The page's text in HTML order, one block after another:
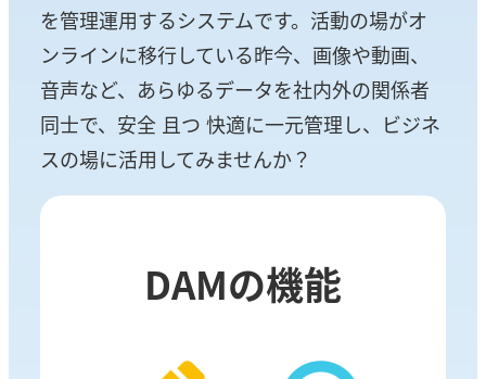
を管理運用するシステムです。活動の場がオ
ンラインに移行している昨今、画像や動画、
音声など、あらゆるデータを社内外の関係者
同士で、安全 且つ 快適に一元管理し、ビジネ
スの場に活用してみませんか？
DAMの機能